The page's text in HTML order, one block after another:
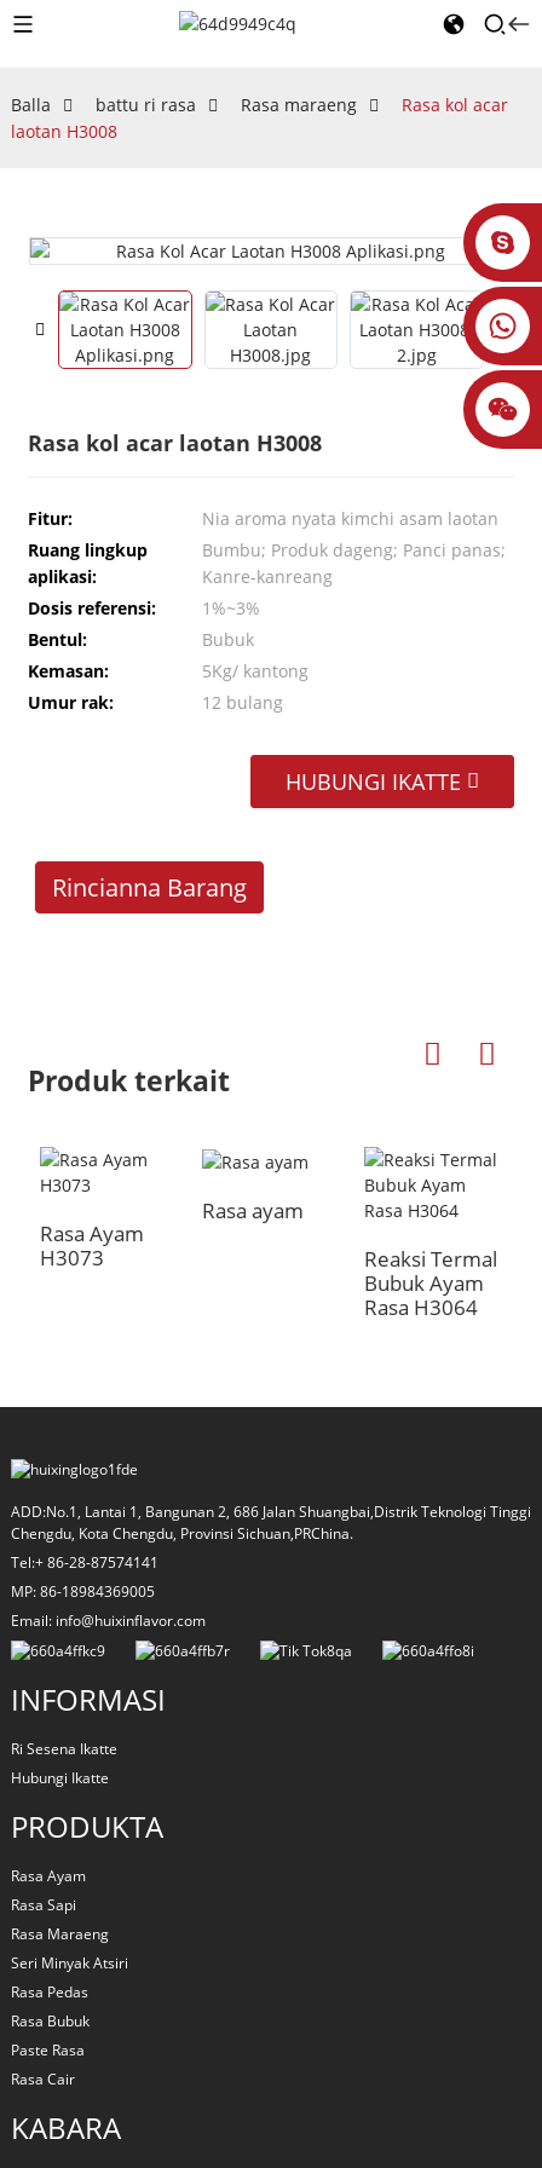
Balla battu ri rasa Rasa maraeng
Rasa kol acar
laotan H3008
Rasa kol acar laotan H3008
Fitur:
Nia aroma nyata kimchi asam laotan
Ruang lingkup
aplikasi:
Bumbu; Produk dageng; Panci panas;
Kanre-kanreang
Dosis referensi:
1%~3%
Bentul:
Bubuk
Kemasan:
5Kg/ kantong
Umur rak:
12 bulang
HUBUNGI IKATTE
Rincianna Barang
Produk terkait
Rasa Ayam
H3073
Rasa ayam
Reaksi Termal
Bubuk Ayam
Rasa H3064
ADD:No.1, Lantai 1, Bangunan 2, 686 Jalan Shuangbai,Distrik Teknologi Tinggi
Chengdu, Kota Chengdu, Provinsi Sichuan,PRChina.
Tel:+ 86-28-87574141
MP: 86-18984369005
Email: info@huixinflavor.com
INFORMASI
Ri Sesena Ikatte
Hubungi Ikatte
PRODUKTA
Rasa Ayam
Rasa Sapi
Rasa Maraeng
Seri Minyak Atsiri
Rasa Pedas
Rasa Bubuk
Paste Rasa
Rasa Cair
KABARA